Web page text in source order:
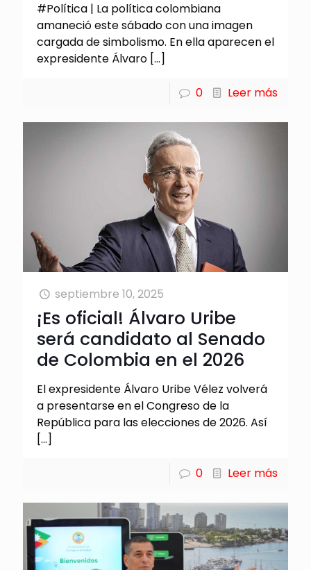
#Política | La política colombiana
amaneció este sábado con una imagen
cargada de simbolismo. En ella aparecen el
expresidente Álvaro […]
0 Leer más
septiembre 10, 2025
¡Es oficial! Álvaro Uribe
será candidato al Senado
de Colombia en el 2026
El expresidente Álvaro Uribe Vélez volverá
a presentarse en el Congreso de la
República para las elecciones de 2026. Así
[…]
0 Leer más